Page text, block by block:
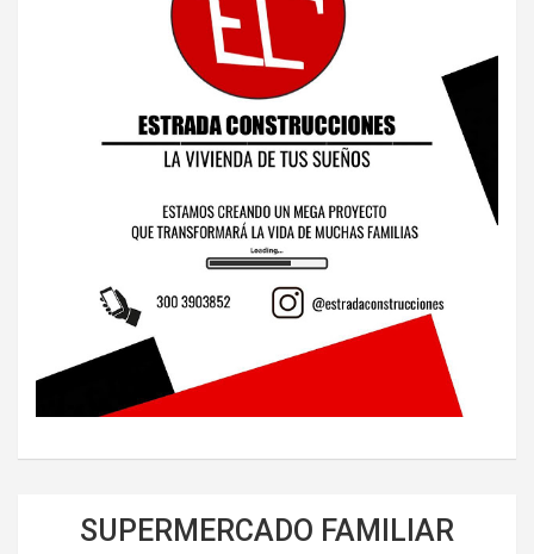
SUPERMERCADO FAMILIAR